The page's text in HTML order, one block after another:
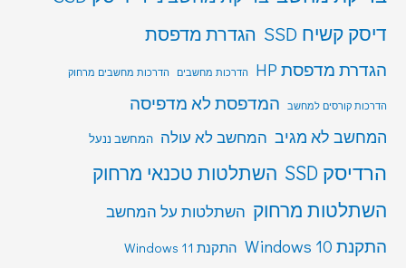
דיסק קשיח SSD
הגדרת מדפסת
הגדרת מדפסת HP הדרכות מחשבים הדרכות מחשבים מרחוק
הדרכות קורסים למחשב המדפסת לא מדפיסה
המחשב לא מגיב המחשב לא עולה המחשב ננעל
הרדיסק SSD
השתלטות טכנאי מרחוק
השתלטות מרחוק השתלטות על המחשב
התקנת Windows 10 התקנת Windows 11